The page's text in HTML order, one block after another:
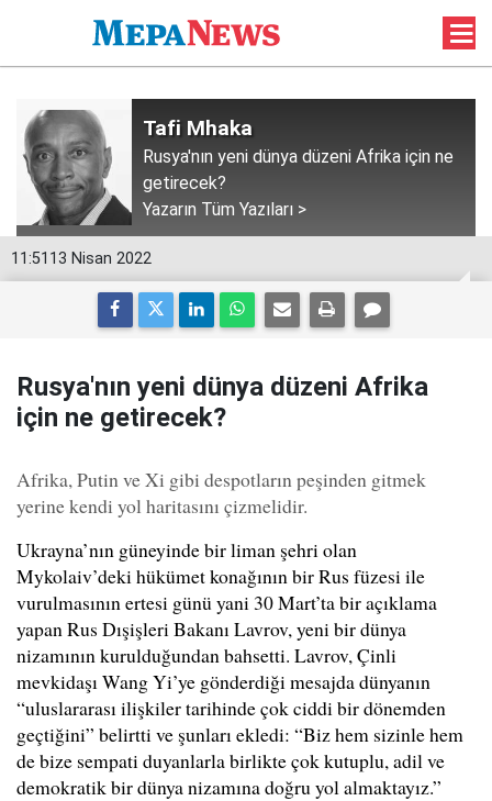
Tafi Mhaka
Rusya'nın yeni dünya düzeni Afrika için ne
getirecek?
Yazarın Tüm Yazıları >
11:51 13 Nisan 2022
Rusya'nın yeni dünya düzeni Afrika
için ne getirecek?
Afrika, Putin ve Xi gibi despotların peşinden gitmek
yerine kendi yol haritasını çizmelidir.
Ukrayna’nın güneyinde bir liman şehri olan
Mykolaiv’deki hükümet konağının bir Rus füzesi ile
vurulmasının ertesi günü yani 30 Mart’ta bir açıklama
yapan Rus Dışişleri Bakanı Lavrov, yeni bir dünya
nizamının kurulduğundan bahsetti. Lavrov, Çinli
mevkidaşı Wang Yi’ye gönderdiği mesajda dünyanın
“uluslararası ilişkiler tarihinde çok ciddi bir dönemden
geçtiğini” belirtti ve şunları ekledi: “Biz hem sizinle hem
de bize sempati duyanlarla birlikte çok kutuplu, adil ve
demokratik bir dünya nizamına doğru yol almaktayız.”